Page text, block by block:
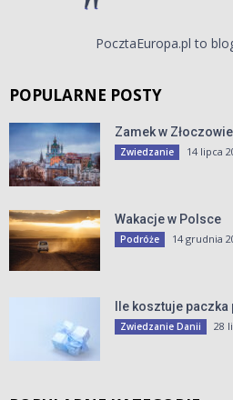
PocztaEuropa.pl to
POPULARNE POSTY
Zamek w
Zwiedzanie 14 lipca
Wakacje w Polsce
Podróże 14 grudnia
Ile kosztuje
Zwiedzanie Danii 28